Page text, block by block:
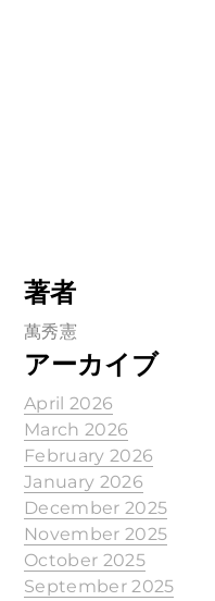
著者
萬秀憲
アーカイブ
April 2026
March 2026
February 2026
January 2026
December 2025
November 2025
October 2025
September 2025